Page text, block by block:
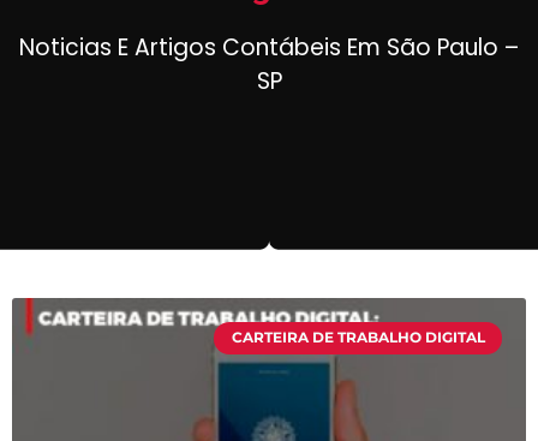
Noticias E Artigos Contábeis Em São Paulo –
SP
CARTEIRA DE TRABALHO DIGITAL